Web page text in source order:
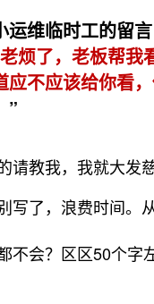
维临时工的留言
烦了，老板帮我
应不应该给你看
”
请教我，我就大发
写了，浪费时间。
不会？区区50个字